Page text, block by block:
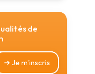
de
➔ Je m'inscris